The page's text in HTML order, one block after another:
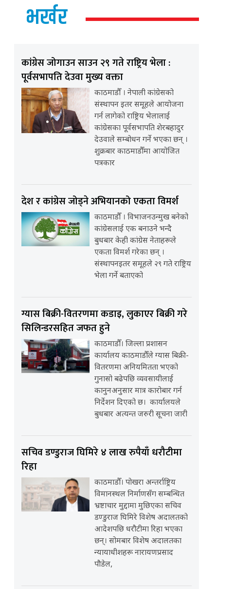
भर्खर
कांग्रेस जोगाउन साउन २९ गते राष्ट्रिय भेला :
पूर्वसभापति देउवा मुख्य वक्ता
काठमाडौँ । नेपाली कांग्रेसको
संस्थापन इतर समूहले आयोजना
गर्न लागेको राष्ट्रिय भेलालाई
कांग्रेसका पूर्वसभापति शेरबहादुर
देउवाले सम्बोधन गर्ने भएका छन् ।
शुक्रबार काठमाडौँमा आयोजित
पत्रकार
देश र कांग्रेस जोड्ने अभियानको एकता विमर्श
काठमाडौँ । विभाजनउन्मुख बनेको
कांग्रेसलाई एक बनाउने भन्दै
बुधबार केही कांग्रेस नेताहरूले
एकता विमर्श गरेका छन् ।
संस्थापनइतर समूहले २९ गते राष्ट्रिय
भेला गर्ने बताएको
ग्यास बिक्री-वितरणमा कडाइ, लुकाएर बिक्री गरे
सिलिन्डरसहित जफत हुने
काठमाडौँ। जिल्ला प्रशासन
कार्यालय काठमाडौँले ग्यास बिक्री-
वितरणमा अनियमितता भएको
गुनासो बढेपछि व्यवसायीलाई
कानुनअनुसार मात्र कारोबार गर्न
निर्देशन दिएको छ। कार्यालयले
बुधबार अत्यन्त जरुरी सूचना जारी
सचिव डण्डुराज घिमिरे ४ लाख रुपैयाँ धरौटीमा
रिहा
काठमाडौँ। पोखरा अन्तर्राष्ट्रिय
विमानस्थल निर्माणसँग सम्बन्धित
भ्रष्टाचार मुद्दामा मुछिएका सचिव
डण्डुराज घिमिरे विशेष अदालतको
आदेशपछि धरौटीमा रिहा भएका
छन्। सोमबार विशेष अदालतका
न्यायाधीशहरू नारायणप्रसाद
पौडेल,